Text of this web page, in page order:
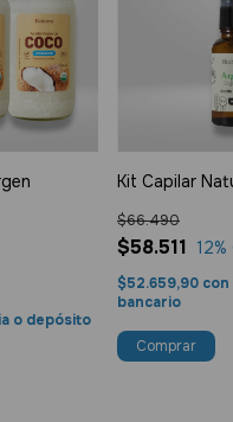
o depósito
Kit Capilar
$58.511
$66.490
12%
$52.659,90 con
bancario